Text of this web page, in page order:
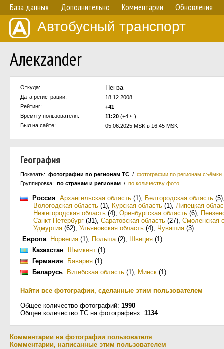
База данных Дополнительно Комментарии Обновления
Автобусный транспорт
Алекzander
Откуда: Пенза
Дата регистрации:
18.12.2008
Рейтинг:
+41
Время у пользователя:
11:20 (+4 ч.)
Был на сайте:
05.06.2025 MSK в 16:45 MSK
География
Показать: фотографии по регионам ТС / фотографии по регионам съёмки
Группировка: по странам и регионам / по количеству фото
Россия: Архангельская область (1), Белгородская область (5)
Вологодская область (1), Курская область (1), Липецкая
Нижегородская область (4), Оренбургская область (6),
Санкт-Петербург (31), Саратовская область (27), Смоленская
Удмуртия (62), Ульяновская область (4), Чувашия (3).
Европа: Норвегия (1), Польша(2), Швеция (1).
Казахстан: Шымкент (1).
Германия: Бавария (1).
Беларусь: Витебская область (1), Минск (1).
Найти все фотографии, сделанные этим пользователем
Общее количество фотографий: 1990
Общее количество ТС на фотографиях: 1134
Комментарии на фотографии пользователя
Комментарии, написанные этим пользователем